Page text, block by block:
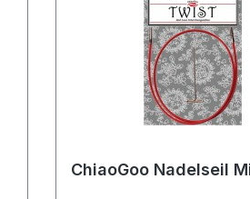
ChiaoGoo Nadelseil